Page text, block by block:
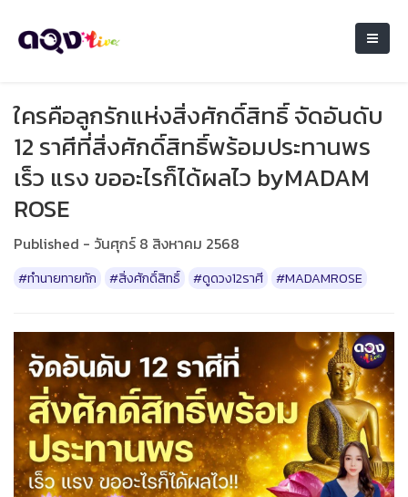
ใครคือลูกรักแห่งสิ่งศักดิ์สิทธิ์ จัดอันดับ
12 ราศีที่สิ่งศักดิ์สิทธิ์พร้อมประทานพร
เร็ว แรง ขออะไรก็ได้ผลไว byMADAM
ROSE
Published - วันศุกร์ 8 สิงหาคม 2568
#ทำนายทายทัก #สิ่งศักดิ์สิทธิ์ #ดูดวง12ราศี #MADAMROSE